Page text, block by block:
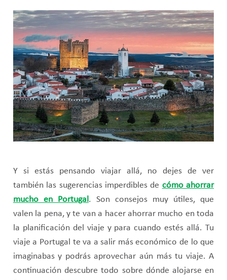
Y si estás pensando viajar allá, no dejes de ver
también las sugerencias imperdibles de cómo ahorrar
mucho en Portugal. Son consejos muy útiles, que
valen la pena, y te van a hacer ahorrar mucho en toda
la planificación del viaje y para cuando estés allá. Tu
viaje a Portugal te va a salir más económico de lo que
imaginabas y podrás aprovechar aún más tu viaje. A
continuación descubre todo sobre dónde alojarse en